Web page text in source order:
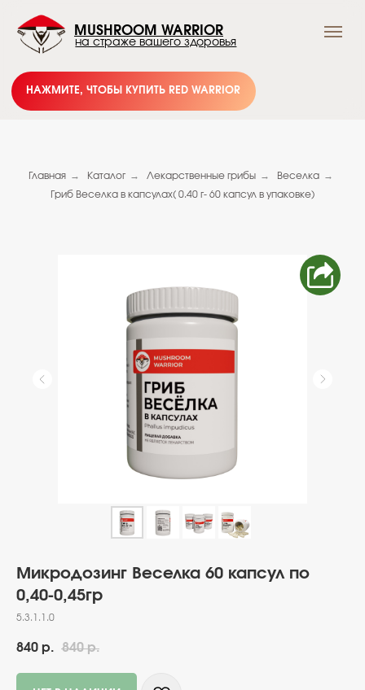
MUSHROOM WARRIOR
на страже вашего здоровья
Подпишись и получай
Подписаться
Главная → Каталог → Лекарственные грибы → Веселка →
Гриб Веселка в капсулах( 0.40 г- 60 капсул в упаковке)
Микродозинг Веселка 60 капсул по
0,40-0,45гр
5.3.1.1.0
840 р. 840 р.